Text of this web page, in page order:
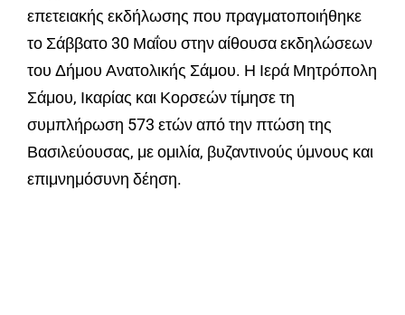
επετειακής εκδήλωσης που πραγματοποιήθηκε
το Σάββατο 30 Μαΐου στην αίθουσα εκδηλώσεων
του Δήμου Ανατολικής Σάμου. Η Ιερά Μητρόπολη
Σάμου, Ικαρίας και Κορσεών τίμησε τη
συμπλήρωση 573 ετών από την πτώση της
Βασιλεύουσας, με ομιλία, βυζαντινούς ύμνους και
επιμνημόσυνη δέηση.